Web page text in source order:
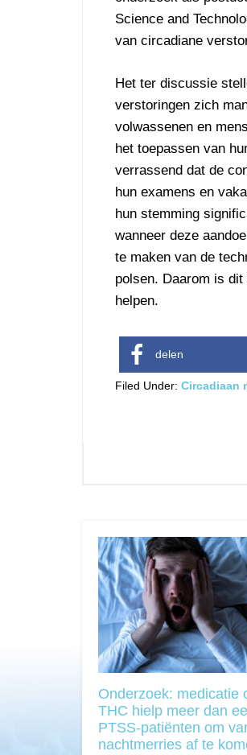
Science and
van circadiane
Het ter discussie
verstoringen zich
volwassenen en
het toepassen van
verrassend dat de
hun examens en
hun stemming
wanneer deze
te maken van de
polsen. Daarom is
helpen.
delen
Filed Under: Circadiaan
Onderzoek: medicatie
THC hielp meer dan
PTSS-patiënten om
nachtmerries af te